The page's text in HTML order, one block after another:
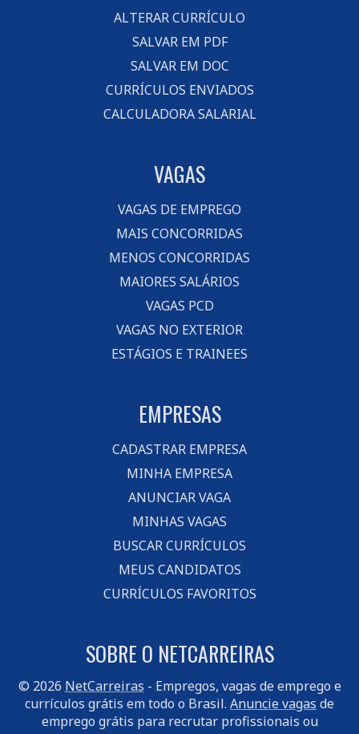
ALTERAR CURRÍCULO
SALVAR EM PDF
SALVAR EM DOC
CURRÍCULOS ENVIADOS
CALCULADORA SALARIAL
VAGAS
VAGAS DE EMPREGO
MAIS CONCORRIDAS
MENOS CONCORRIDAS
MAIORES SALÁRIOS
VAGAS PCD
VAGAS NO EXTERIOR
ESTÁGIOS E TRAINEES
EMPRESAS
CADASTRAR EMPRESA
MINHA EMPRESA
ANUNCIAR VAGA
MINHAS VAGAS
BUSCAR CURRÍCULOS
MEUS CANDIDATOS
CURRÍCULOS FAVORITOS
SOBRE O NETCARREIRAS
© 2026 NetCarreiras - Empregos, vagas de emprego e
currículos grátis em todo o Brasil. Anuncie vagas de
emprego grátis para recrutar profissionais ou